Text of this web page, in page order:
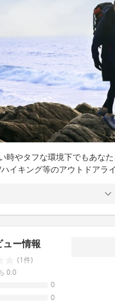
時やタフな環境下でもあな
イキング等のアウトドアラ
ー情報
(1件)
0.0
0
0